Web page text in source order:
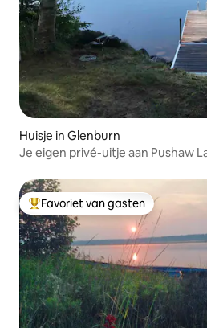
Huisje in Glenburn
Je eigen privé-uitje aan Pushaw
Topfavoriet van gasten
Favoriet van gasten